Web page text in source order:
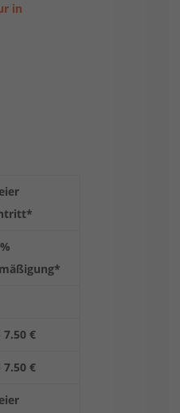
in
7.50 €
7.50 €